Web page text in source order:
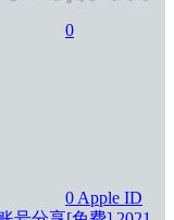
0
0 Apple ID